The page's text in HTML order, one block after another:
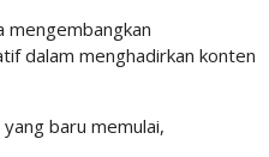
mengembangkan
dalam menghadirkan konten
baru memulai,